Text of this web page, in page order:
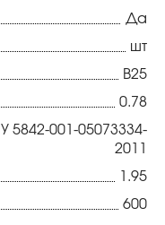
Да
шт
В25
0.78
ТУ 5842-001-05073334-
2011
1.95
600